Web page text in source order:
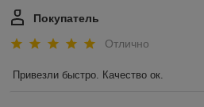
Покупатель
Отлично
Привезли быстро. Качество ок.